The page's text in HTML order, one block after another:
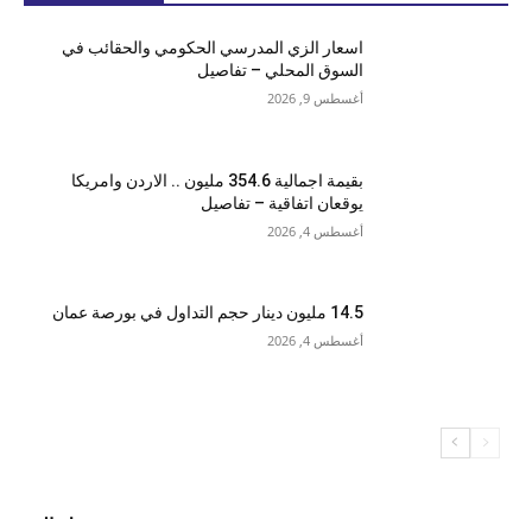
اسعار الزي المدرسي الحكومي والحقائب في
السوق المحلي – تفاصيل
أغسطس 9, 2026
بقيمة اجمالية 354.6 مليون .. الاردن وامريكا
يوقعان اتفاقية – تفاصيل
أغسطس 4, 2026
14.5 مليون دينار حجم التداول في بورصة عمان
أغسطس 4, 2026